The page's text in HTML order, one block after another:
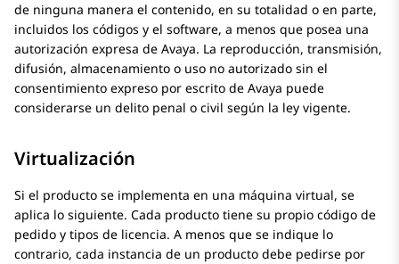
de ninguna manera el contenido, en su totalidad o en parte,
incluidos los códigos y el software, a menos que posea una
autorización expresa de Avaya. La reproducción, transmisión,
difusión, almacenamiento o uso no autorizado sin el
consentimiento expreso por escrito de Avaya puede
considerarse un delito penal o civil según la ley vigente.
Virtualización
Si el producto se implementa en una máquina virtual, se
aplica lo siguiente. Cada producto tiene su propio código de
pedido y tipos de licencia. A menos que se indique lo
contrario, cada instancia de un producto debe pedirse por